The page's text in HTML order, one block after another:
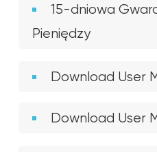
15-dniowa
Pieniędzy
Download User
Download User